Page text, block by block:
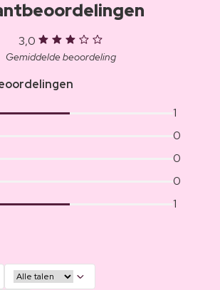
3,0
Gemiddelde beoordeling
1
0
0
0
1